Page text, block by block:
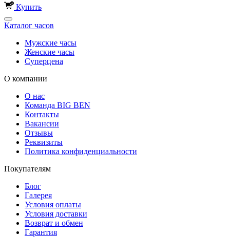
Купить
Каталог часов
Мужские часы
Женские часы
Суперцена
О компании
О нас
Команда BIG BEN
Контакты
Вакансии
Отзывы
Реквизиты
Политика конфиденциальности
Покупателям
Блог
Галерея
Условия оплаты
Условия доставки
Возврат и обмен
Гарантия